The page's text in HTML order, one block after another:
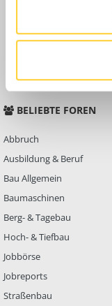
BELIEBTE FOREN
Abbruch
Ausbildung & Beruf
Bau Allgemein
Baumaschinen
Berg- & Tagebau
Hoch- & Tiefbau
Jobbörse
Jobreports
Straßenbau